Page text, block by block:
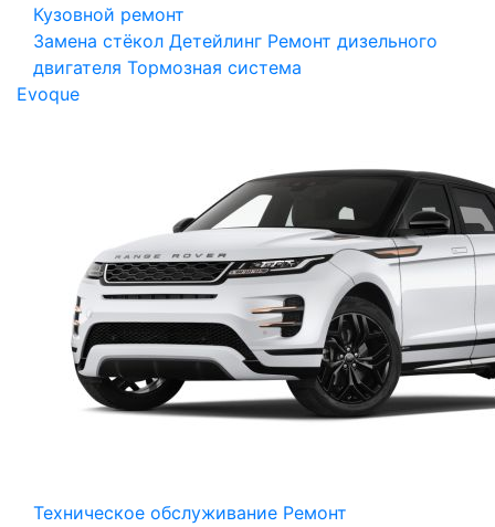
Кузовной ремонт
Замена стёкол Детейлинг Ремонт дизельного
двигателя Тормозная система
Evoque
Техническое обслуживание Ремонт